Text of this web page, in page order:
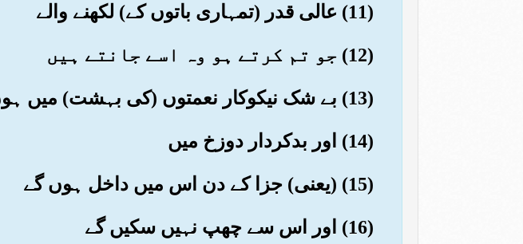
(11) عالی قدر (تمہاری باتوں کے) لکھنے والے
(12) جو تم کرتے ہو وہ اسے جانتے ہیں
(13) بے شک نیکوکار نعمتوں (کی بہشت) میں ہوں گے۔
(14) اور بدکردار دوزخ میں
(15) (یعنی) جزا کے دن اس میں داخل ہوں گے
(16) اور اس سے چھپ نہیں سکیں گے